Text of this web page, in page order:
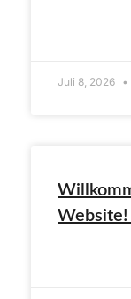
Juli 8, 2026
Website!